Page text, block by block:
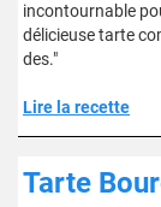
incontournable
délicieuse tarte
des."
Lire la recette
Tarte